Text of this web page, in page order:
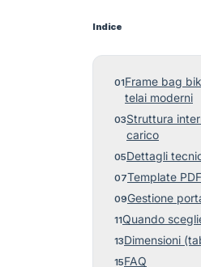
Indice
Frame bag
telai moderni
Struttura
carico
Dettagli
Template PDF
Gestione
Quando
Dimensioni
FAQ